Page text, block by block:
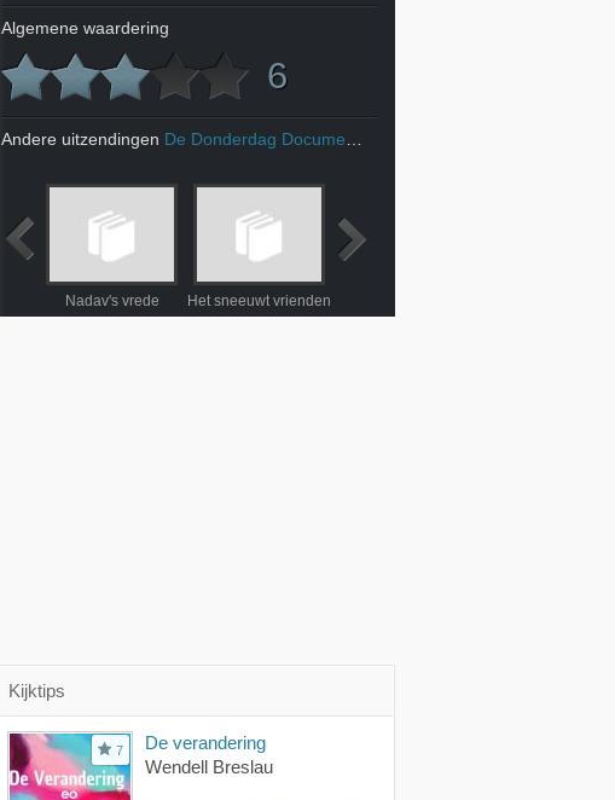
Algemene waardering
6
Andere uitzendingen De Donderdag Documentaire
Nadav's vrede Het sneeuwt vrienden
Kijktips
7
De verandering
Wendell Breslau